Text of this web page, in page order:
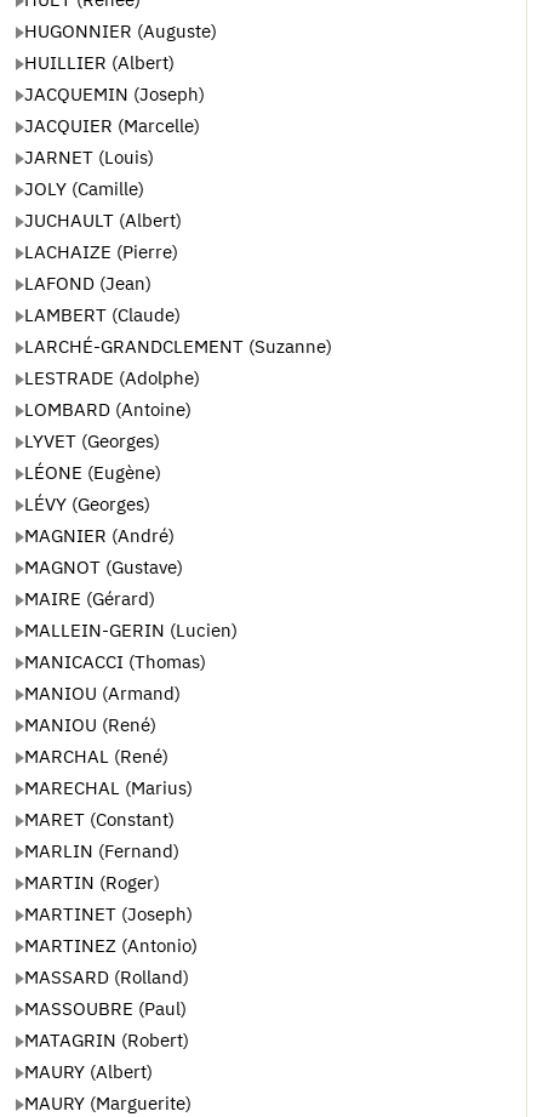
HUGONNIER (Auguste)
HUILLIER (Albert)
JACQUEMIN (Joseph)
JACQUIER (Marcelle)
JARNET (Louis)
JOLY (Camille)
JUCHAULT (Albert)
LACHAIZE (Pierre)
LAFOND (Jean)
LAMBERT (Claude)
LARCHÉ-GRANDCLEMENT (Suzanne)
LESTRADE (Adolphe)
LOMBARD (Antoine)
LYVET (Georges)
LÉONE (Eugène)
LÉVY (Georges)
MAGNIER (André)
MAGNOT (Gustave)
MAIRE (Gérard)
MALLEIN-GERIN (Lucien)
MANICACCI (Thomas)
MANIOU (Armand)
MANIOU (René)
MARCHAL (René)
MARECHAL (Marius)
MARET (Constant)
MARLIN (Fernand)
MARTIN (Roger)
MARTINET (Joseph)
MARTINEZ (Antonio)
MASSARD (Rolland)
MASSOUBRE (Paul)
MATAGRIN (Robert)
MAURY (Albert)
MAURY (Marguerite)